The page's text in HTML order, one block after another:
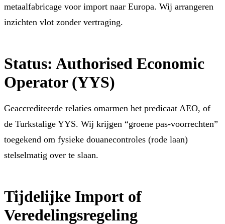
metaalfabricage voor import naar Europa. Wij arrangeren
inzichten vlot zonder vertraging.
Status: Authorised Economic
Operator (YYS)
Geaccrediteerde relaties omarmen het predicaat AEO, of
de Turkstalige YYS. Wij krijgen “groene pas-voorrechten”
toegekend om fysieke douanecontroles (rode laan)
stelselmatig over te slaan.
Tijdelijke Import of
Veredelingsregeling